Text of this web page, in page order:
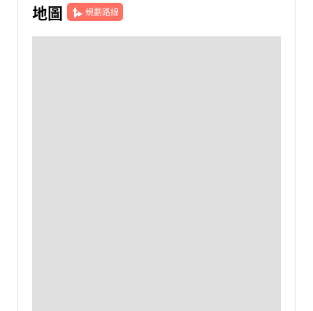
地圖 規劃路線